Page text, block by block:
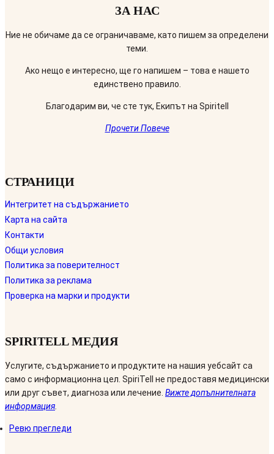
ЗА НАС
Ние не обичаме да се ограничаваме, като пишем за определени
теми.
Ако нещо е интересно, ще го напишем – това е нашето
единствено правило.
Благодарим ви, че сте тук, Екипът на Spiritell
Прочети Повече
СТРАНИЦИ
Интегритет на съдържанието
Карта на сайта
Контакти
Общи условия
Политика за поверителност
Политика за реклама
Проверка на марки и продукти
SPIRITELL МЕДИЯ
Услугите, съдържанието и продуктите на нашия уебсайт са
само с информационна цел. SpiriTell не предоставя медицински
или друг съвет, диагноза или лечение. Вижте допълнителната
информация
Ревю прегледи